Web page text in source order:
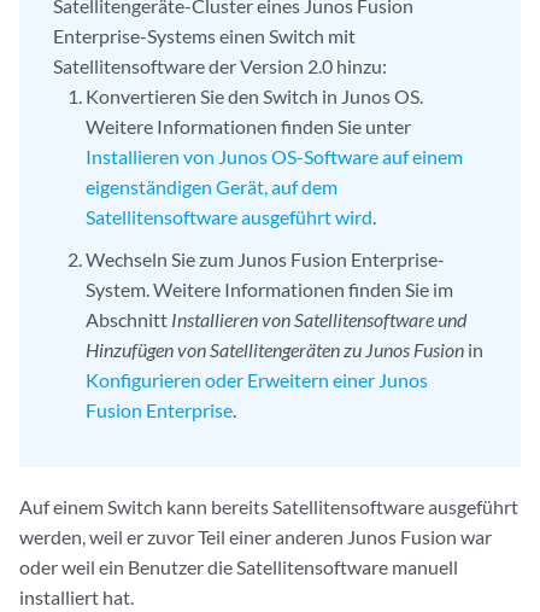
Satellitengeräte-Cluster eines Junos Fusion
Enterprise-Systems einen Switch mit
Satellitensoftware der Version 2.0 hinzu:
Konvertieren Sie den Switch in Junos OS.
Weitere Informationen finden Sie unter
Installieren von Junos OS-Software auf einem
eigenständigen Gerät, auf dem
Satellitensoftware ausgeführt wird.
Wechseln Sie zum Junos Fusion Enterprise-
System. Weitere Informationen finden Sie im
Abschnitt Installieren von Satellitensoftware und
Hinzufügen von Satellitengeräten zu Junos Fusion in
Konfigurieren oder Erweitern einer Junos
Fusion Enterprise.
Auf einem Switch kann bereits Satellitensoftware ausgeführt
werden, weil er zuvor Teil einer anderen Junos Fusion war
oder weil ein Benutzer die Satellitensoftware manuell
installiert hat.